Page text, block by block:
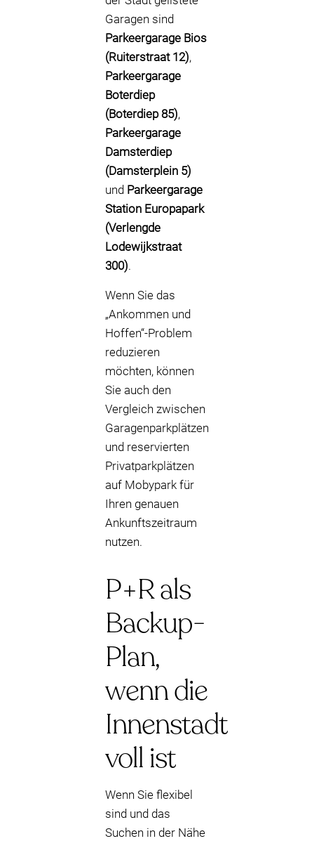
Garagen sind
Parkeergarage Bios
(Ruiterstraat 12),
Parkeergarage
Boterdiep
(Boterdiep 85),
Parkeergarage
Damsterdiep
(Damsterplein 5)
und Parkeergarage
Station Europapark
(Verlengde
Lodewijkstraat
300).
Wenn Sie das
„Ankommen und
Hoffen“-Problem
reduzieren
möchten, können
Sie auch den
Vergleich zwischen
Garagenparkplätzen
und reservierten
Privatparkplätzen
auf Mobypark für
Ihren genauen
Ankunftszeitraum
nutzen.
P+R als
Backup-
Plan,
wenn die
Innenstadt
voll ist
Wenn Sie flexibel
sind und das
Suchen in der Nähe